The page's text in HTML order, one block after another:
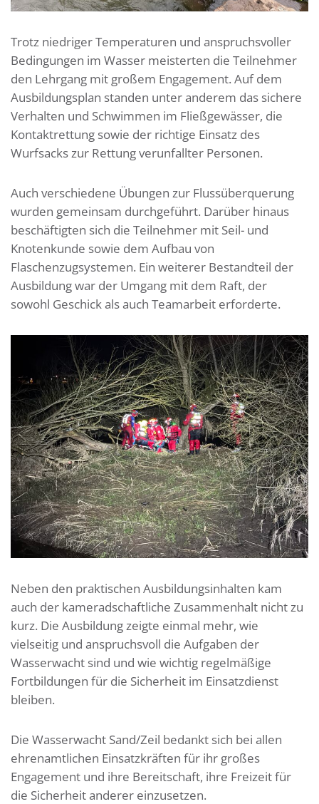
Trotz niedriger Temperaturen und anspruchsvoller
Bedingungen im Wasser meisterten die Teilnehmer
den Lehrgang mit großem Engagement. Auf dem
Ausbildungsplan standen unter anderem das sichere
Verhalten und Schwimmen im Fließgewässer, die
Kontaktrettung sowie der richtige Einsatz des
Wurfsacks zur Rettung verunfallter Personen.
Auch verschiedene Übungen zur Flussüberquerung
wurden gemeinsam durchgeführt. Darüber hinaus
beschäftigten sich die Teilnehmer mit Seil- und
Knotenkunde sowie dem Aufbau von
Flaschenzugsystemen. Ein weiterer Bestandteil der
Ausbildung war der Umgang mit dem Raft, der
sowohl Geschick als auch Teamarbeit erforderte.
Neben den praktischen Ausbildungsinhalten kam
auch der kameradschaftliche Zusammenhalt nicht zu
kurz. Die Ausbildung zeigte einmal mehr, wie
vielseitig und anspruchsvoll die Aufgaben der
Wasserwacht sind und wie wichtig regelmäßige
Fortbildungen für die Sicherheit im Einsatzdienst
bleiben.
Die Wasserwacht Sand/Zeil bedankt sich bei allen
ehrenamtlichen Einsatzkräften für ihr großes
Engagement und ihre Bereitschaft, ihre Freizeit für
die Sicherheit anderer einzusetzen.